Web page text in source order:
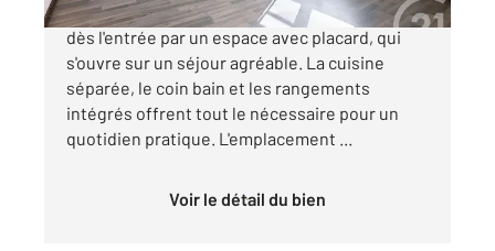
JOUE-LES-TOURS : Ce studio vous accueille
dès l'entrée par un espace avec placard, qui
s'ouvre sur un séjour agréable. La cuisine
séparée, le coin bain et les rangements
intégrés offrent tout le nécessaire pour un
quotidien pratique. L'emplacement ...
Voir le détail du bien